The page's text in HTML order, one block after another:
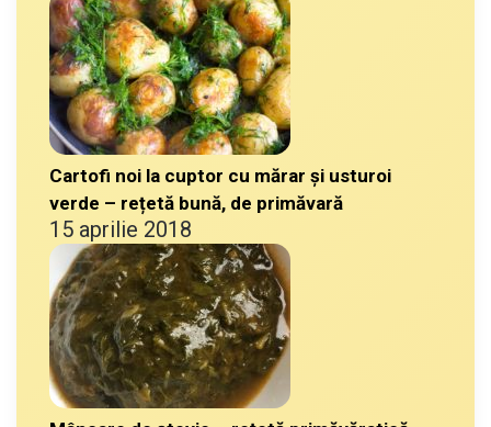
Cartofi noi la cuptor cu mărar și usturoi
verde – rețetă bună, de primăvară
15 aprilie 2018